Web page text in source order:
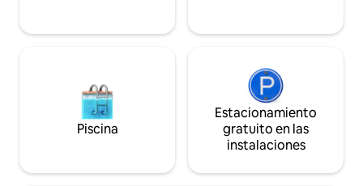
Piscina
Estacionamiento
gratuito en las
instalaciones